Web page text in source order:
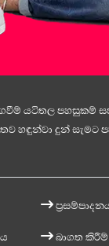
යටිතල පහසුකම්
හඳුන්වා දුන් සැමට
බාගත කිරීම්